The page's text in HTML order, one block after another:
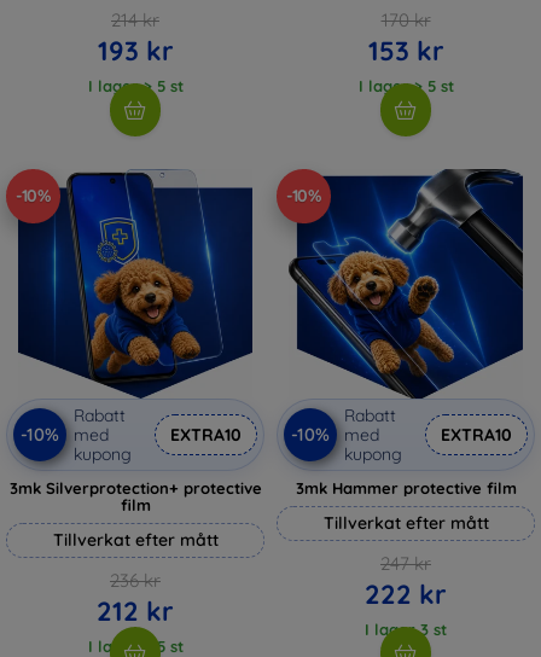
214 kr
193 kr
I lager > 5 st
170 kr
153 kr
I lager > 5 st
-10%
-10%
Rabatt
med
kupong
EXTRA10
3mk Silverprotection+ protective
film
Tillverkat efter mått
236 kr
212 kr
I lager > 5 st
-10%
-10%
Rabatt
med
kupong
EXTRA10
3mk Hammer protective film
Tillverkat efter mått
247 kr
222 kr
I lager 3 st